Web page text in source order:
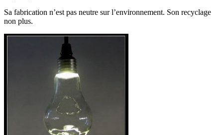
Sa fabrication n’est pas neutre sur l’environnement. Son recyclage
non plus.